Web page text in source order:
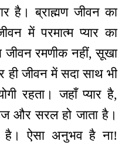
है। ब्राह्मण जीवन का
में परमात्म प्यार का
जीवन रमणीक नहीं, सूखा
ही जीवन में सदा साथ भी
रहता। जहाँ प्यार है,
और सरल हो जाता है।
है। ऐसा अनुभव है ना!